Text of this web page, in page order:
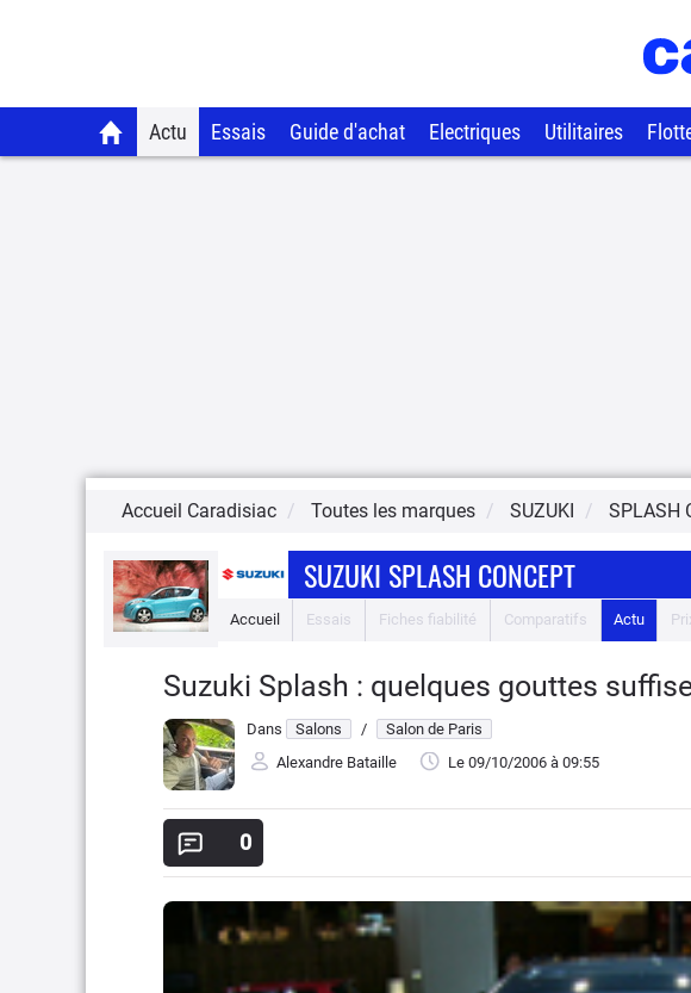
Actu Essais Guide d'achat Electriques Utilitaires
Accueil Caradisiac Toutes les marques SUZUKI SPLASH
SUZUKI SPLASH CONCEPT
Accueil Essais Fiches fiabilité Comparatifs Actu
Suzuki Splash : quelques gouttes
Dans Salons /
Salon de Paris
Alexandre Bataille
Le 09/10/2006 à 09:55
0